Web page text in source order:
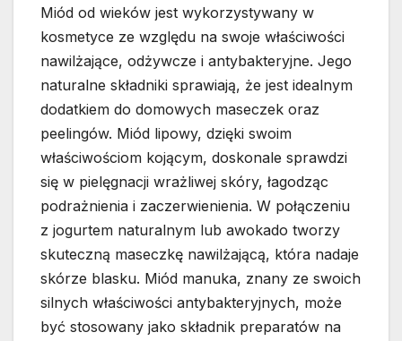
Miód od wieków jest wykorzystywany w
kosmetyce ze względu na swoje właściwości
nawilżające, odżywcze i antybakteryjne. Jego
naturalne składniki sprawiają, że jest idealnym
dodatkiem do domowych maseczek oraz
peelingów. Miód lipowy, dzięki swoim
właściwościom kojącym, doskonale sprawdzi
się w pielęgnacji wrażliwej skóry, łagodząc
podrażnienia i zaczerwienienia. W połączeniu
z jogurtem naturalnym lub awokado tworzy
skuteczną maseczkę nawilżającą, która nadaje
skórze blasku. Miód manuka, znany ze swoich
silnych właściwości antybakteryjnych, może
być stosowany jako składnik preparatów na